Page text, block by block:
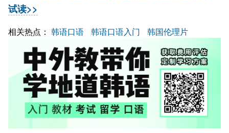
试读>>
相关热点： 韩语口语 韩语口语入门 韩国伦理片